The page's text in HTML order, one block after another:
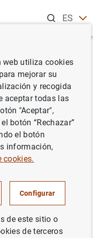
ESEN
BIEST
Excel
CSV
BIEST
BIEST
web utiliza cookies
mejorar su
y recogida
aceptar todas las
"Aceptar",
botón “Rechazar”
el botón
información,
cookies.
Configurar
de este sitio o
de terceros